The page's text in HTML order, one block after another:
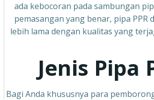
ada kebocoran pada sambungan
pemasangan yang benar, pipa PPR
lebih lama dengan kualitas yang
Jenis Pipa
Bagi Anda khususnya para